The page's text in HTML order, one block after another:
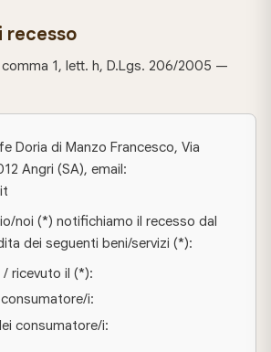
recesso
1, lett. h, D.Lgs. 206/2005 —
Doria di Manzo Francesco, Via
Angri (SA), email:
noi (*) notifichiamo il recesso dal
dei seguenti beni/servizi (*):
ricevuto il (*):
i:
consumatore/i: